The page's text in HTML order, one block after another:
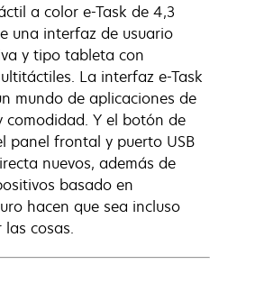
a color e-Task de 4,3
una interfaz de usuario
y tipo tableta con
La interfaz e-Task
mundo de aplicaciones de
comodidad. Y el botón de
panel frontal y puerto USB
nuevos, además de
basado en
hacen que sea incluso
cosas.